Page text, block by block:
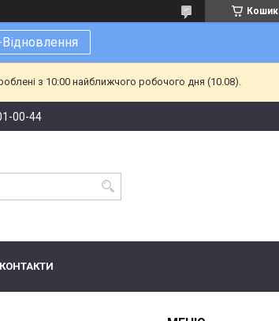
Кошик
з 10:00 найближчого робочого дня (10.08).
00-44
КОНТАКТИ